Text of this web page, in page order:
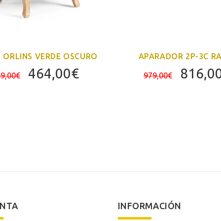
ORLINS VERDE OSCURO
€
El
464,00€El
APARADOR 2P-3C
979,00€
El
INFORMACIÓN